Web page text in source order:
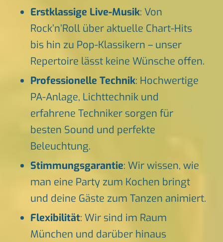
Erstklassige Live-Musik: Von
Rock’n’Roll über aktuelle Chart-Hits
bis hin zu Pop-Klassikern – unser
Repertoire lässt keine Wünsche offen.
Professionelle Technik: Hochwertige
PA-Anlage, Lichttechnik und
erfahrene Techniker sorgen für
besten Sound und perfekte
Beleuchtung.
Stimmungsgarantie: Wir wissen, wie
man eine Party zum Kochen bringt
und deine Gäste zum Tanzen animiert.
Flexibilität: Wir sind im Raum
München und darüber hinaus